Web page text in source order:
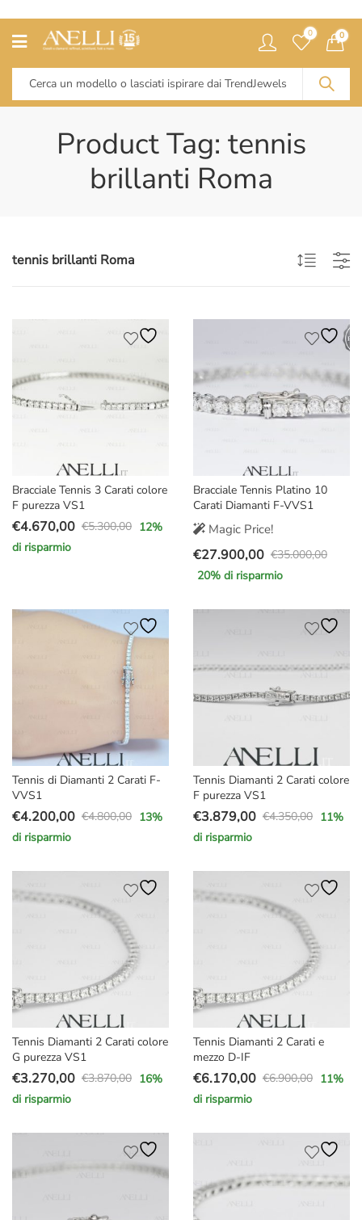
0 0
Product Tag: tennis
brillanti Roma
tennis brillanti Roma
Bracciale Tennis 3 Carati colore
F purezza VS1
€5.300,00
Il
prezzo
€5.300,00.
€4.670,00
Il
prezzo
€4.670,00.
12%
di risparmio
Bracciale Tennis Platino 10
Carati Diamanti F-VVS1
Magic Price!
€35.000,00
Il
prezzo
€27.900,00
Il
prezzo
20% di risparmio
Tennis di Diamanti 2 Carati F-
VVS1
€4.800,00
Il
prezzo
era:
€4.800,00.
€4.200,00
Il
prezzo
è:
€4.200,00.
13%
di risparmio
Tennis Diamanti 2 Carati colore
F purezza VS1
€4.350,00
Il
prezzo
era:
€4.350,00.
€3.879,00
Il
prezzo
è:
€3.879,00.
11%
di risparmio
Tennis Diamanti 2 Carati colore
G purezza VS1
€3.870,00
Il
prezzo
€3.870,00.
€3.270,00
Il
prezzo
€3.270,00.
16%
di risparmio
Tennis Diamanti 2 Carati e
mezzo D-IF
€6.900,00
Il
prezzo
€6.170,00
Il
prezzo
11%
di risparmio